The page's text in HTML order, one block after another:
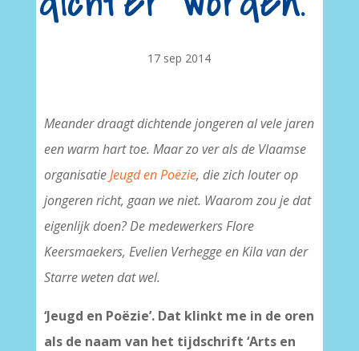
17 sep 2014
Meander draagt dichtende jongeren al vele jaren
een warm hart toe. Maar zo ver als de Vlaamse
organisatieJeugd en Poëzie, die zich louter op
jongeren richt, gaan we niet. Waarom zou je dat
eigenlijk doen? De medewerkers Flore
Keersmaekers, Evelien Verhegge en Kila van der
Starre weten dat wel.
‘Jeugd en Poëzie’. Dat klinkt me in de oren
als de naam van het tijdschrift ‘Arts en